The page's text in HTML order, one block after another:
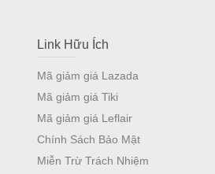
Link Hữu Ích
Mã giảm giá Lazada
Mã giảm giá Tiki
Mã giảm giá Leflair
Chính Sách Bảo Mật
Miễn Trừ Trách Nhiệm